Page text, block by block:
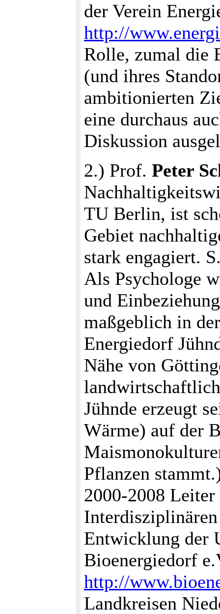
der Verein
http://
Rolle, zumal die
(und ihres
ambitionierten
eine durchaus
Diskussion
2.) Prof. Peter
TU Berlin, ist
Gebiet
stark engagiert.
Als Psychologe
und
maßgeblich in
Energiedorf
Nähe von
Jühnde erzeugt
Wärme) auf der
Pflanzen
2000-2008 Leiter
Entwicklung der
Bioenergiedorf
http://
Landkreisen